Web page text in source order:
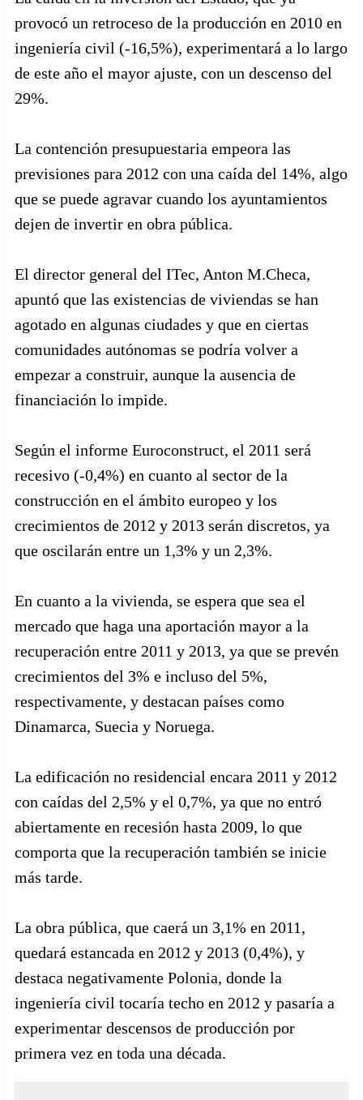
provocó un retroceso de la producción en 2010 en
ingeniería civil (-16,5%), experimentará a lo largo
de este año el mayor ajuste, con un descenso del
29%.
La contención presupuestaria empeora las
previsiones para 2012 con una caída del 14%, algo
que se puede agravar cuando los ayuntamientos
dejen de invertir en obra pública.
El director general del ITec, Anton M.Checa,
apuntó que las existencias de viviendas se han
agotado en algunas ciudades y que en ciertas
comunidades autónomas se podría volver a
empezar a construir, aunque la ausencia de
financiación lo impide.
Según el informe Euroconstruct, el 2011 será
recesivo (-0,4%) en cuanto al sector de la
construcción en el ámbito europeo y los
crecimientos de 2012 y 2013 serán discretos, ya
que oscilarán entre un 1,3% y un 2,3%.
En cuanto a la vivienda, se espera que sea el
mercado que haga una aportación mayor a la
recuperación entre 2011 y 2013, ya que se prevén
crecimientos del 3% e incluso del 5%,
respectivamente, y destacan países como
Dinamarca, Suecia y Noruega.
La edificación no residencial encara 2011 y 2012
con caídas del 2,5% y el 0,7%, ya que no entró
abiertamente en recesión hasta 2009, lo que
comporta que la recuperación también se inicie
más tarde.
La obra pública, que caerá un 3,1% en 2011,
quedará estancada en 2012 y 2013 (0,4%), y
destaca negativamente Polonia, donde la
ingeniería civil tocaría techo en 2012 y pasaría a
experimentar descensos de producción por
primera vez en toda una década.